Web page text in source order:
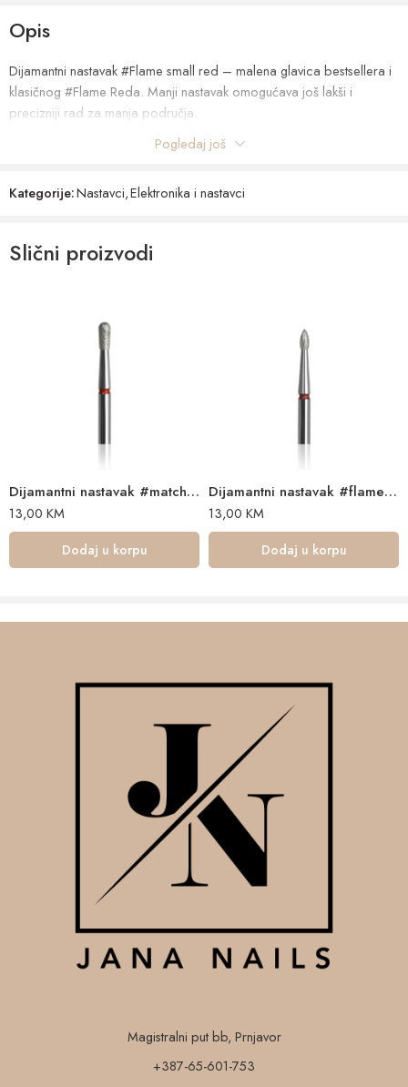
Opis
Dijamantni nastavak #Flame small red – malena glavica bestsellera i
klasičnog #Flame Reda. Manji nastavak omogućava još lakši i
precizniji rad za manja područja.
Pogledaj još
Kategorije:Nastavci,Elektronika i nastavci
Slični proizvodi
Dijamantni nastavak #match red
13,00 KM
Dodaj u korpu
Dijamantni nastavak #flame extra small red
13,00 KM
Dodaj u korpu
Magistralni put bb, Prnjavor
+387-65-601-753